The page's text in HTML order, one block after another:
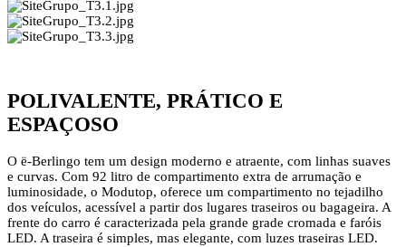
POLIVALENTE, PRÁTICO E
ESPAÇOSO
O ë-Berlingo tem um design moderno e atraente, com linhas suaves
e curvas. Com 92 litro de compartimento extra de arrumação e
luminosidade, o Modutop, oferece um compartimento no tejadilho
dos veículos, acessível a partir dos lugares traseiros ou bagageira. A
frente do carro é caracterizada pela grande grade cromada e faróis
LED. A traseira é simples, mas elegante, com luzes traseiras LED.